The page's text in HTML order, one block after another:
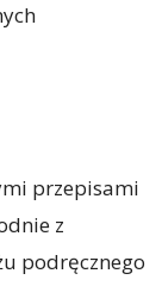
przepisami
z
podręcznego